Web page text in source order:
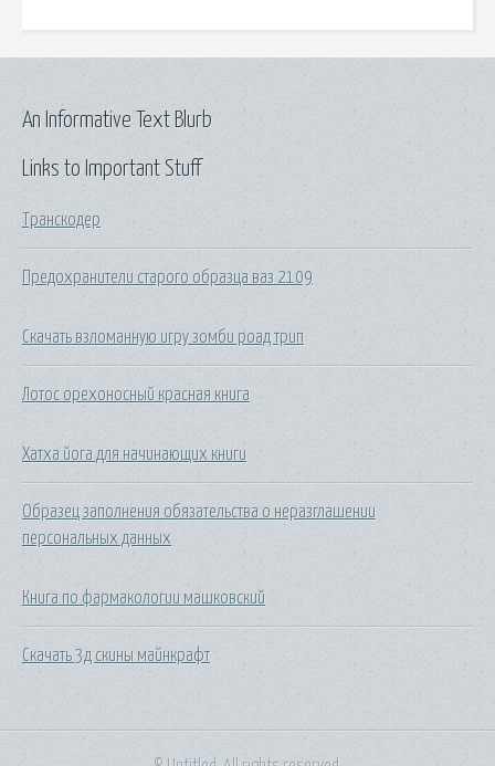
Links to Important Stuff
Транскодер
Предохранители старого образца ваз 2109
Скачать взломанную игру зомби роад трип
Лотос орехоносный красная книга
Хатха йога для начинающих книги
Образец заполнения обязательства о неразглашении
персональных данных
Книга по фармакологии машковский
Скачать 3д скины майнкрафт
An Informative Text Blurb